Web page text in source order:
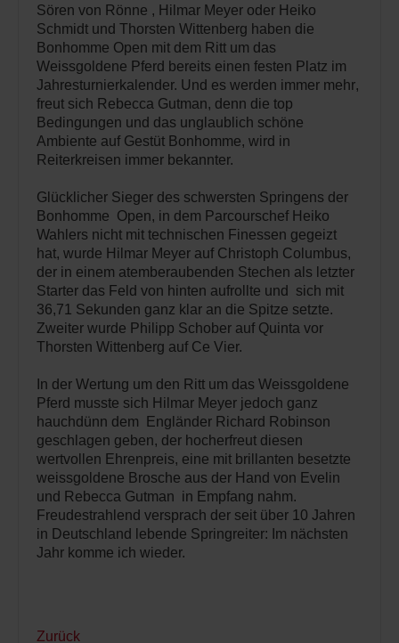
Sören von Rönne , Hilmar Meyer oder Heiko
Schmidt und Thorsten Wittenberg haben die
Bonhomme Open mit dem Ritt um das
Weissgoldene Pferd bereits einen festen Platz im
Jahresturnierkalender. Und es werden immer mehr,
freut sich Rebecca Gutman, denn die top
Bedingungen und das unglaublich schöne
Ambiente auf Gestüt Bonhomme, wird in
Reiterkreisen immer bekannter.
Glücklicher Sieger des schwersten Springens der
Bonhomme Open, in dem Parcourschef Heiko
Wahlers nicht mit technischen Finessen gegeizt
hat, wurde Hilmar Meyer auf Christoph Columbus,
der in einem atemberaubenden Stechen als letzter
Starter das Feld von hinten aufrollte und sich mit
36,71 Sekunden ganz klar an die Spitze setzte.
Zweiter wurde Philipp Schober auf Quinta vor
Thorsten Wittenberg auf Ce Vier.
In der Wertung um den Ritt um das Weissgoldene
Pferd musste sich Hilmar Meyer jedoch ganz
hauchdünn dem Engländer Richard Robinson
geschlagen geben, der hocherfreut diesen
wertvollen Ehrenpreis, eine mit brillanten besetzte
weissgoldene Brosche aus der Hand von Evelin
und Rebecca Gutman in Empfang nahm.
Freudestrahlend versprach der seit über 10 Jahren
in Deutschland lebende Springreiter: Im nächsten
Jahr komme ich wieder.
Zurück